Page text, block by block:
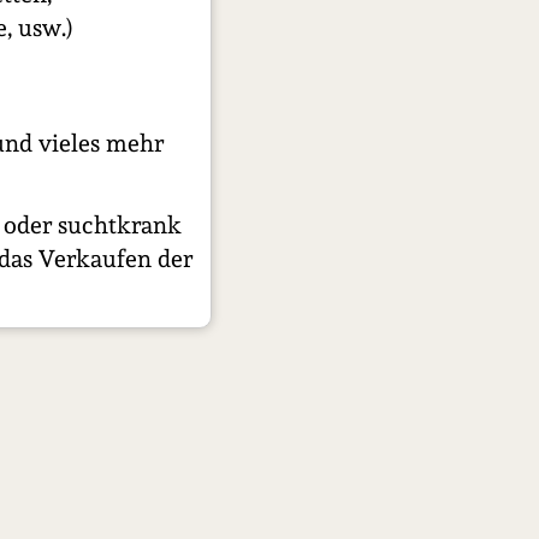
usw.)
vieles mehr
suchtkrank
Verkaufen der